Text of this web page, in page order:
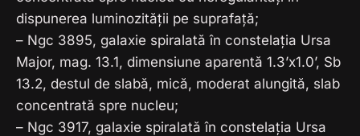
dispunerea luminozității pe suprafață;
– Ngc 3895, galaxie spiralată în constelația Ursa
Major, mag. 13.1, dimensiune aparentă 1.3’x1.0’, Sb
13.2, destul de slabă, mică, moderat alungită, slab
concentrată spre nucleu;
– Ngc 3917, galaxie spiralată în constelația Ursa